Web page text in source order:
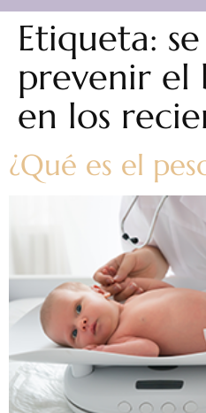
Etiqueta:
prevenir el
en los
¿Qué es el